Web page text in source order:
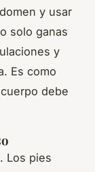
y usar
solo ganas
y
Es como
debe
Los pies